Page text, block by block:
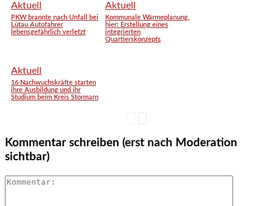
Aktuell
PKW brannte nach Unfall bei
Lütau Autofahrer
lebensgefährlich verletzt
Aktuell
Kommunale Wärmeplanung,
hier: Erstellung eines
integrierten
Quartierskonzepts
Aktuell
16 Nachwuchskräfte starten
ihre Ausbildung und ihr
Studium beim Kreis Stormarn
Kommentar schreiben (erst nach Moderation
sichtbar)